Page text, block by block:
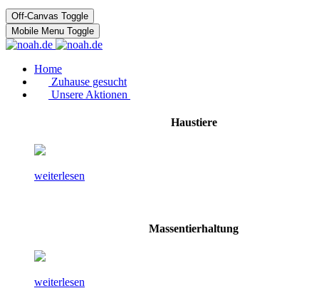
Off-Canvas Toggle
Mobile Menu Toggle
Home
Zuhause gesucht
Unsere Aktionen
Haustiere
weiterlesen
Massentierhaltung
weiterlesen